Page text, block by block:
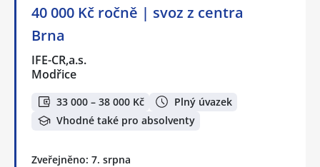
40 000 Kč ročně | svoz z centra
Brna
IFE-CR,a.s.
Modřice
33 000 – 38 000 Kč
Plný úvazek
Vhodné také pro absolventy
Zveřejněno: 7. srpna